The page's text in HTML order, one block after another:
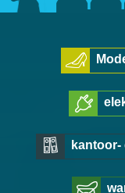
kantoor-